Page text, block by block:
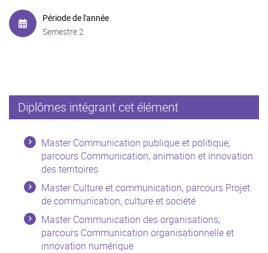
Période de l'année
Semestre 2
Diplômes intégrant cet élément
Master Communication publique et politique,
parcours Communication, animation et innovation
des territoires
Master Culture et communication, parcours Projet
de communication, culture et société
Master Communication des organisations,
parcours Communication organisationnelle et
innovation numérique